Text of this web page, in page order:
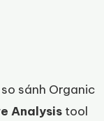
sánh Organic
Analysis tool